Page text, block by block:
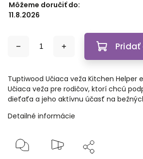
Môžeme doručiť do:
11.8.2026
Pridať
Tuptiwood Učiaca veža Kitchen Helper
Učiaca veža pre rodičov, ktorí chcú
dieťaťa a jeho aktívnu účasť na
Detailné informácie